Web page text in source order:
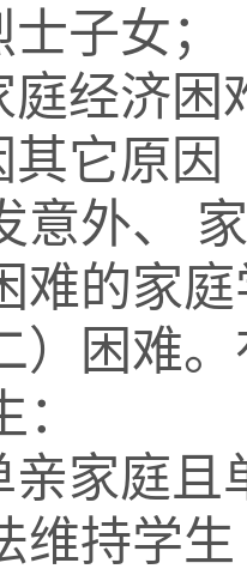
士子女；
庭经济困
其它原
意外、
难的家
）困难
亲家庭且
维持学生